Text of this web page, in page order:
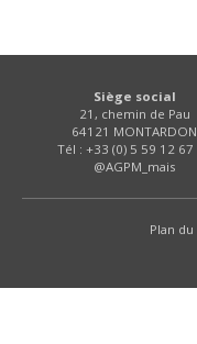
Siège social
21, chemin de Pau
64121 MONTARDON
Tél : +33 (0) 5 59 12 67
@AGPM_mais
Plan du
aimerait bien vous